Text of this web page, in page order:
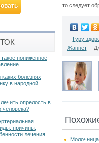
то следует
Гуру
Жаннет
такое пониженное
каких болезнях
в народной
лечить опрелость в
человека?
причины,
лечения